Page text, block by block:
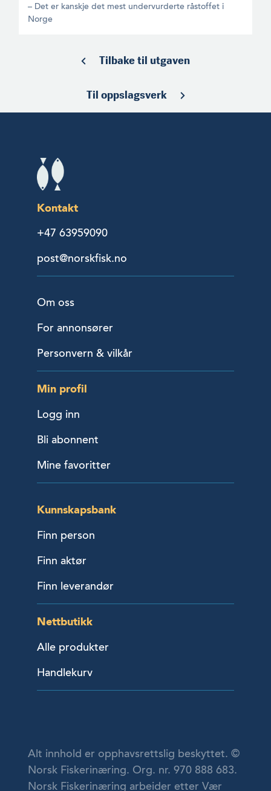
– Det er kanskje det mest undervurderte råstoffet i
Norge
Tilbake til utgaven
Til oppslagsverk
Kontakt
+47 63959090
post@norskfisk.no
Om oss
For annonsører
Personvern & vilkår
Min profil
Logg inn
Bli abonnent
Mine favoritter
Kunnskapsbank
Finn person
Finn aktør
Finn leverandør
Nettbutikk
Alle produkter
Handlekurv
Alt innhold er opphavsrettslig beskyttet. ©
Norsk Fiskerinæring. Org. nr. 970 888 683.
Norsk Fiskerinæring arbeider etter Vær